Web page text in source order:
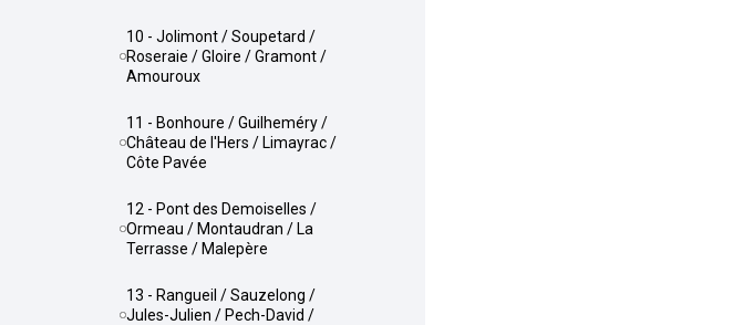
10 - Jolimont / Soupetard /
Roseraie / Gloire / Gramont /
Amouroux
11 - Bonhoure / Guilheméry /
Château de l'Hers / Limayrac /
Côte Pavée
12 - Pont des Demoiselles /
Ormeau / Montaudran / La
Terrasse / Malepère
13 - Rangueil / Sauzelong /
Jules-Julien / Pech-David /